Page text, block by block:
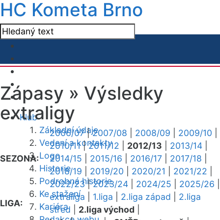
HC Kometa Brno
Klub
Základní údaje
Vedení a kontakty
Logo
Historie
Podrobná historie
Ke stažení
Kariéra
Zápasy » Výsledky
extraligy
SEZONA:
2006/07|2007/08 2008/09 2009/10
2010/11|2011/12 2012/13 2013/14
2014/15
2015/16 2016/17 2017/18
2018/19
2019/20 2020/21 2021/22
2022/23|2023/24 2024/25 2025/26
LIGA:
extraliga 1.liga 2.liga západ
2.liga
střed
2.liga východ